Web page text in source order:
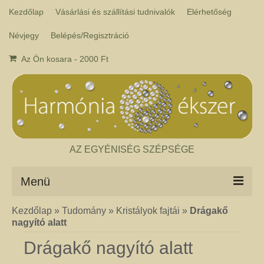
Kezdőlap Vásárlási és szállítási tudnivalók Elérhetőség
Névjegy Belépés/Regisztráció
Az Ön kosara - 2000 Ft
AZ EGYÉNISÉG SZÉPSÉGE
Menü
Csakra ékszer
A kézműves csakra ékszer ásványai tulajdonképpen gyógyító kövek, amelyek
ékszerben minden csakrához tartozik egy kristály, és általában a kő színe
Kezdőlap » Tudomány » Kristályok fajtái » Drágakő
nagyító alatt
Drágakő nagyító alatt